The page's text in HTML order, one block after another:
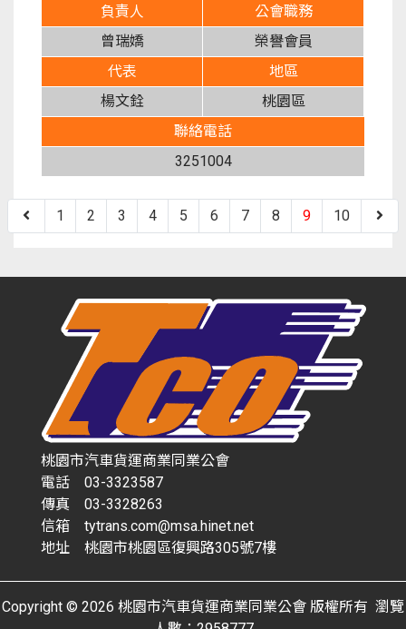
負責人
曾瑞嬌
公會職務
榮譽會員
代表
楊文銓
地區
桃園區
聯絡電話
3251004
1 2 3 4 5 6 7 8 9 10
桃園市汽車貨運商業同業公會
電話 03-3323587
傳真 03-3328263
信箱 tytrans.com@msa.hinet.net
地址 桃園市桃園區復興路305號7樓
Copyright © 2026 桃園市汽車貨運商業同業公會 版權所有 瀏覽